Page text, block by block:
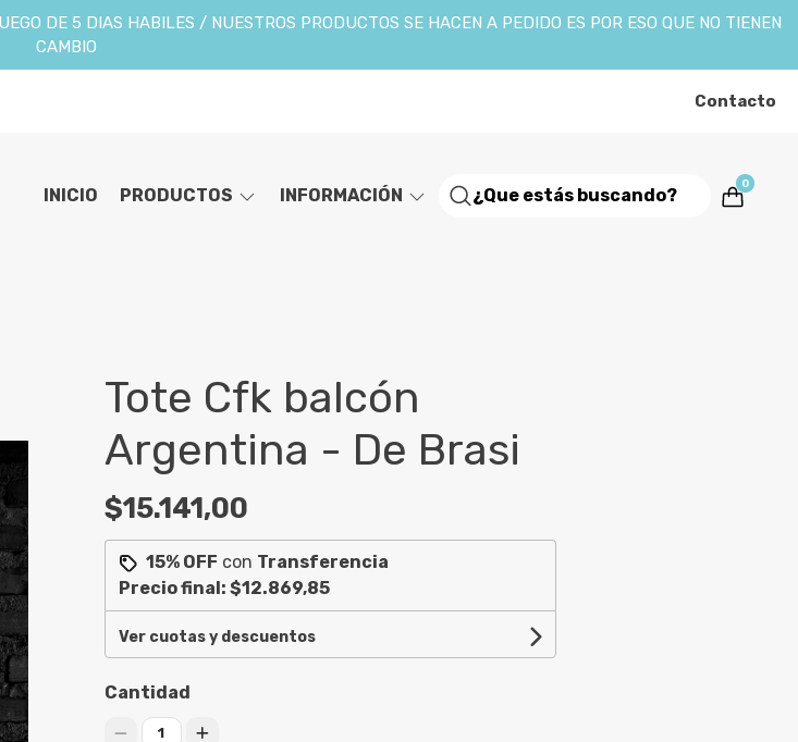
DE 5 DIAS HABILES / NUESTROS PRODUCTOS SE HACEN A PEDIDO ES POR ESO QUE NO TIENEN
CAMBIO
Contacto
INICIO PRODUCTOS INFORMACIÓN
0
Tote Cfk balcón
Argentina - De Brasi
$15.141,00
15% OFF con Transferencia
Precio final: $12.869,85
Ver cuotas y descuentos
Cantidad
1